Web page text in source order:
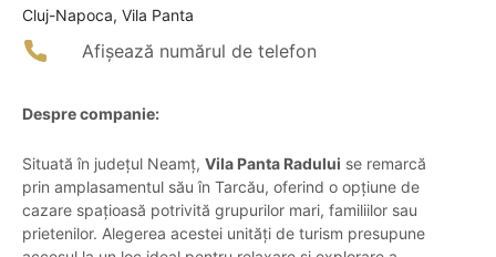
Cluj-Napoca, Vila Panta
Afișează numărul de telefon
Despre companie:
Situată în județul Neamț, Vila Panta Radului se remarcă
prin amplasamentul său în Tarcău, oferind o opțiune de
cazare spațioasă potrivită grupurilor mari, familiilor sau
prietenilor. Alegerea acestei unități de turism presupune